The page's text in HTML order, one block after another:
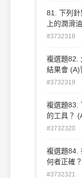
81. 下列
上的潤滑
鋸喬木粗
鋸於木頭
#3732318
複選題82.
結果會 (A)
(D)馬力增
#3732319
複選題83.
的工具？
水準器 。
#3732320
複選題84.
何者正確
氣泡水準
#3732321